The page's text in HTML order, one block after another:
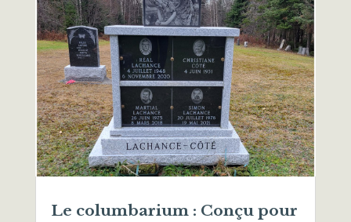
Le columbarium : Conçu pour